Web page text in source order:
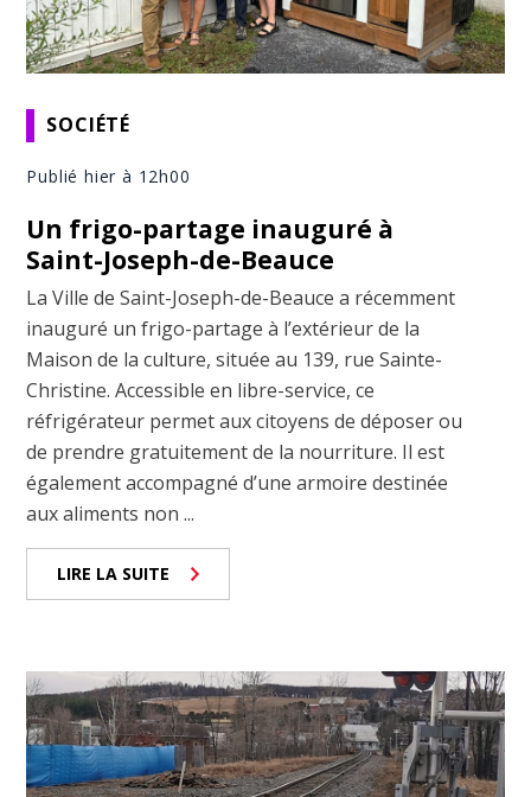
SOCIÉTÉ
Publié hier à 12h00
Un frigo-partage inauguré à
Saint-Joseph-de-Beauce
La Ville de Saint-Joseph-de-Beauce a récemment
inauguré un frigo-partage à l’extérieur de la
Maison de la culture, située au 139, rue Sainte-
Christine. Accessible en libre-service, ce
réfrigérateur permet aux citoyens de déposer ou
de prendre gratuitement de la nourriture. Il est
également accompagné d’une armoire destinée
aux aliments non ...
LIRE LA SUITE